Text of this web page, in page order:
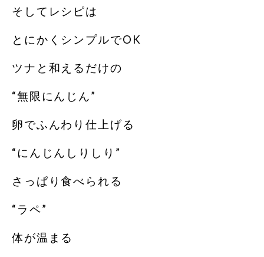
そしてレシピは
とにかくシンプルでOK
ツナと和えるだけの
“無限にんじん”
卵でふんわり仕上げる
“にんじんしりしり”
さっぱり食べられる
“ラペ”
体が温まる